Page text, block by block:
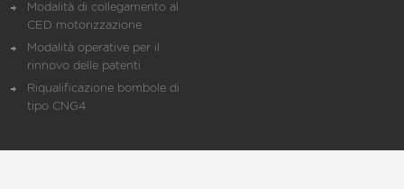
Modalità di collegamento al
CED motorizzazione
Modalità operative per il
rinnovo delle patenti
Riqualificazione bombole di
tipo CNG4